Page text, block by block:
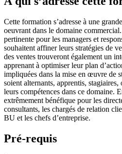
Cette formation s’adresse à une
oeuvrant dans le domaine
pertinente pour les managers et
souhaitent affiner leurs stratégies de
des ventes trouveront également un
apprenant à optimiser leur plan
impliquées dans la mise en œuvre de
soient alternants, apprentis,
leurs compétences dans ce domaine.
extrêmement bénéfique pour les
consultants, les chargés de relation
BU et les chefs d’entreprise.
Pré-requis